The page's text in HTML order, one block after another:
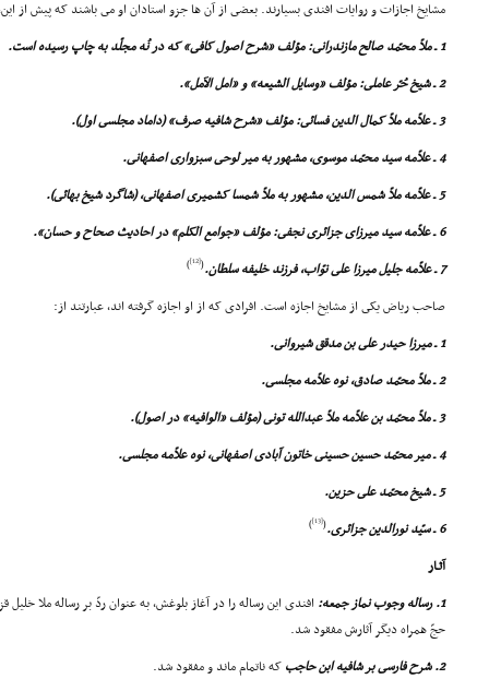
مشایخ اجازات و روایات افندى بسیارند. بعضى از آن ها جزو استادان او مى باشند که پیش از
1 ـ ملاّ محمّد صالح مازندرانى: مؤلف «شرح اصول کافى» که در نُه مجلّد به چاپ رسیده است.
2 ـ شیخ حُرّ عاملى: مؤلف «وسایل الشیعه» و «امل الآمل».
3 ـ علاّمه ملاّ کمال الدین فسائى: مؤلف «شرح شافیه صرف» (داماد مجلسى اول).
4 ـ علاّمه سید محمّد موسوى، مشهور به میر لوحى سبزوارى اصفهانى.
5 ـ علاّمه ملاّ شمس الدین، مشهور به ملاّ شمسا کشمیرى اصفهانى، (شاگرد شیخ بهائى).
6 ـ علاّمه سید میرزاى جزائرى نجفى: مؤلف «جوامع الکلم» در احادیث صحاح و حسان».
7 ـ علاّمه جلیل میرزا على نوّاب، فرزند خلیفه سلطان.
(
[12]
)
صاحب ریاض یکى از مشایخ اجازه است. افرادى که از او اجازه گرفته اند، عبارتند از:
1 ـ میرزا حیدر على بن مدقق شیروانى.
2 ـ ملاّ محمّد صادق، نوه علاّمه مجلسى.
3 ـ ملاّ محمّد بن علاّمه ملاّ عبدالله تونى (مؤلف «الوافیه» در اصول).
4 ـ میر محمّد حسین حسینى خاتون آبادى اصفهانى، نوه علاّمه مجلسى.
5 ـ شیخ محمّد على حزین.
6 ـ سیّد نورالدین جزائرى.
(
[13]
)
آثـار
1. رساله وجوب نماز جمعه:
افندى این رساله را در آغاز بلوغش، به عنوان ردّ بر رساله ملا
حجّ همراه دیگر آثارش مفقود شد.
2. شرح فارسى بر شافیه ابن حاجب
که ناتمام ماند و مفقود شد.